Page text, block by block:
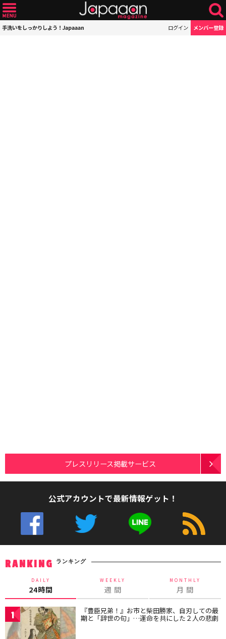
手洗いをしっかりしよう！Japaaan ログイン メンバー登録
プレスリリース掲載サービス
公式アカウントで最新情報ゲット！
RANKING ランキング
DAILY
24時間
WEEKLY
週 間
MONTHLY
月 間
1 『豊臣兄弟！』お市と柴田勝家、自刃しての最
期と「辞世の句」…運命を共にした２人の悲劇